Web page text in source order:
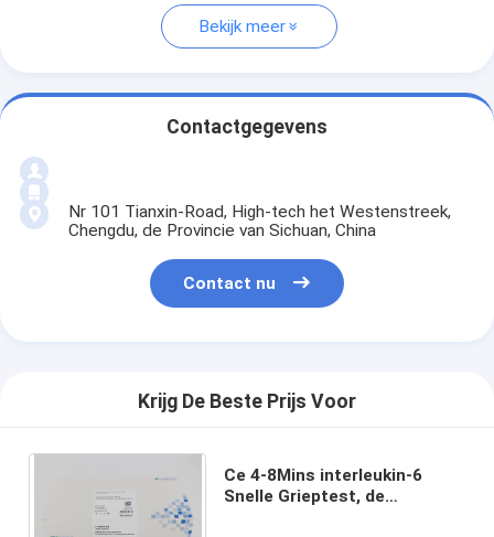
Bekijk meer
Contactgegevens
Nr 101 Tianxin-Road, High-tech het Westenstreek,
Chengdu, de Provincie van Sichuan, China
Contact nu
Krijg De Beste Prijs Voor
Ce 4-8Mins interleukin-6
Snelle Grieptest, de